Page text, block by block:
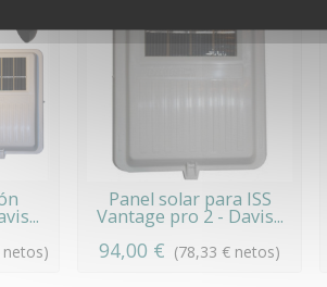
netos)
Panel solar para ISS
Vantage pro 2 - Davis...
94,00 € (78,33 € netos)